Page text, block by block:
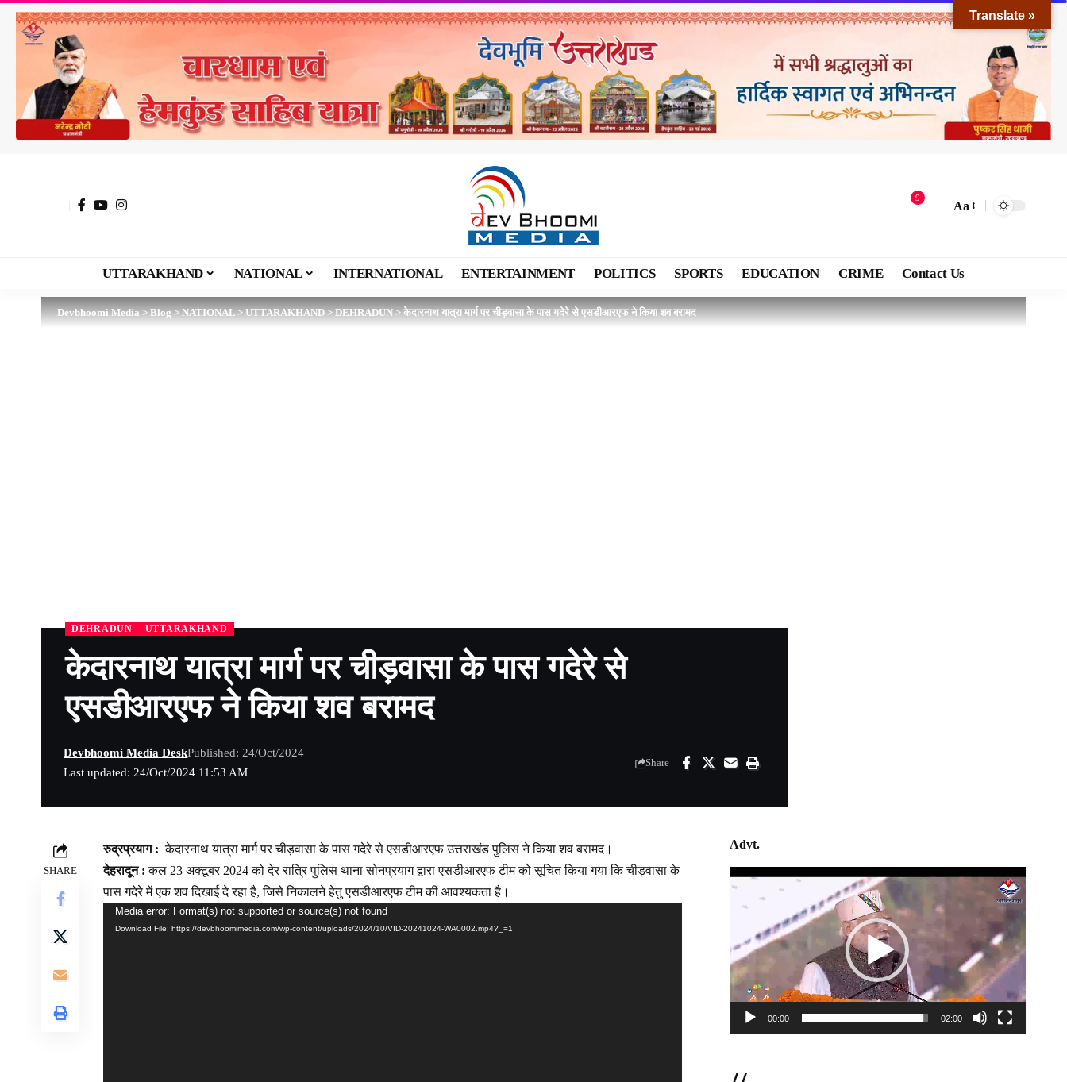
9
Aa
UTTARAKHAND NATIONAL INTERNATIONAL ENTERTAINMENT POLITICS SPORTS EDUCATION CRIME Contact Us
Devbhoomi Media>Blog>NATIONAL>UTTARAKHAND>DEHRADUN>केदारनाथ यात्रा मार्ग पर चीड़वासा के पास गदेरे से एसडीआरएफ ने किया शव बरामद
DEHRADUN UTTARAKHAND
केदारनाथ यात्रा मार्ग पर चीड़वासा के पास गदेरे से
एसडीआरएफ ने किया शव बरामद
Last updated: 24/Oct/2024 11:53 AM
Devbhoomi Media DeskPublished: 24/Oct/2024
Share
SHARE
रुद्रप्रयाग :केदारनाथ यात्रा मार्ग पर चीड़वासा के पास गदेरे से एसडीआरएफ उत्तराखंड पुलिस ने किया शव बरामद।
देहरादून :कल 23 अक्टूबर 2024 को देर रात्रि पुलिस थाना सोनप्रयाग द्वारा एसडीआरएफ टीम को सूचित किया गया कि चीड़वासा के
पास गदेरे में एक शव दिखाई दे रहा है, जिसे निकालने हेतु एसडीआरएफ टीम की आवश्यकता है।
Video
Player
Media error: Format(s) not supported or source(s) not found
Download File: https://devbhoomimedia.com/wp-content/uploads/2024/10/VID-20241024-WA0002.mp4?_=1
Advt.
Video
00:00 02:00
Translate »